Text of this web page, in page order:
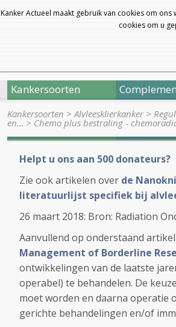
Kanker Actueel maakt gebruik van cookies om
cookies om u
Kankersoorten
Kankersoorten >Alvleesklierkanker>
en… > Chemo plus bestraling -
Helpt u ons aan 500 donateurs?
Zie ook artikelen over de
literatuurlijst specifiek bij
26 maart 2018: Bron: Radiation
Aanvullend op onderstaand
Management of Borderline
ontwikkelingen van de laatste
operabel) te behandelen. De
moet worden en daarna operatie
gerichte behandelingen en/of